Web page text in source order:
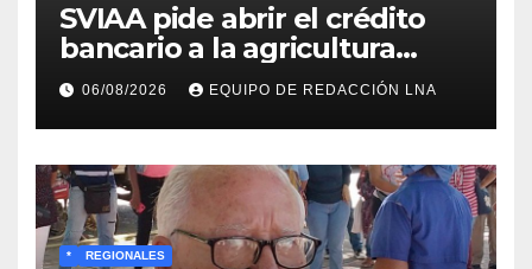
SVIAA pide abrir el crédito
bancario a la agricultura
familiar en Venezuela
06/08/2026 EQUIPO DE REDACCIÓN LNA
* REGIONALES